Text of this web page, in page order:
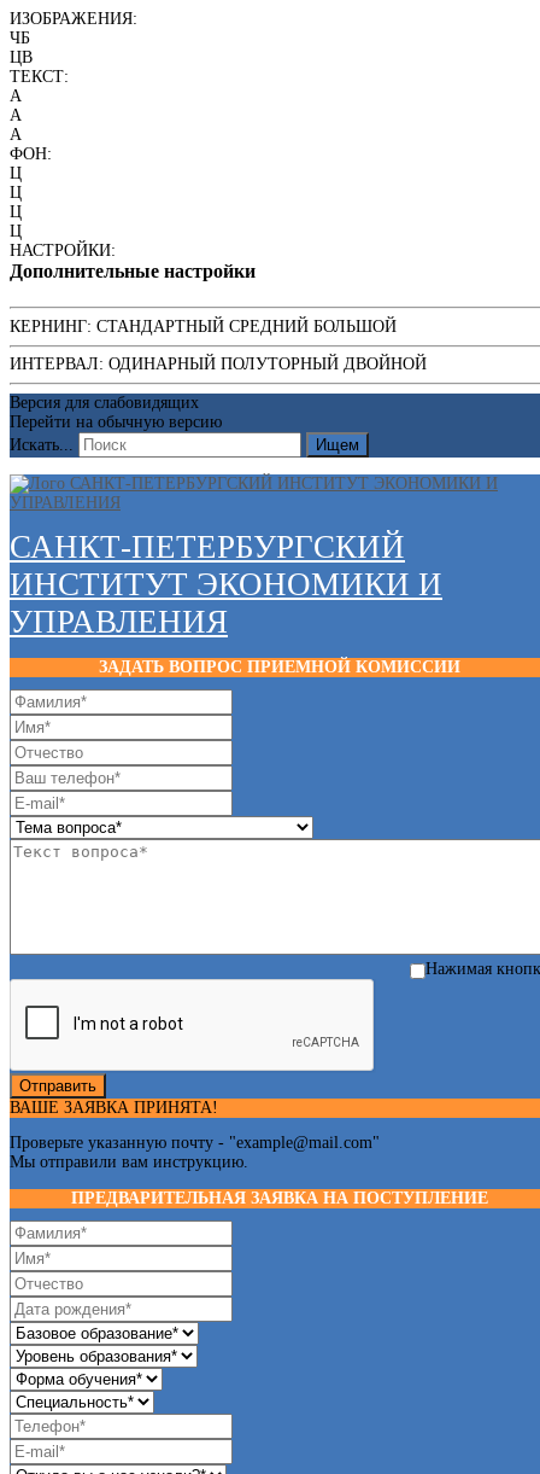
ИЗОБРАЖЕНИЯ:
ЧБ
ЦВ
ТЕКСТ:
A
A
A
ФОН:
Ц
Ц
Ц
Ц
НАСТРОЙКИ:
Дополнительные настройки
КЕРНИНГ: СТАНДАРТНЫЙ СРЕДНИЙ БОЛЬШОЙ
ИНТЕРВАЛ: ОДИНАРНЫЙ ПОЛУТОРНЫЙ ДВОЙНОЙ
Версия для слабовидящих
Перейти на обычную версию
Искать...
Ищем
САНКТ-ПЕТЕРБУРГСКИЙ
ИНСТИТУТ ЭКОНОМИКИ И
УПРАВЛЕНИЯ
ЗАДАТЬ ВОПРОС ПРИЕМНОЙ КОМИССИИ
Нажимая
Отправить
ВАШЕ ЗАЯВКА ПРИНЯТА!
Проверьте указанную почту - "example@mail.com"
Мы отправили вам инструкцию.
ПРЕДВАРИТЕЛЬНАЯ ЗАЯВКА НА ПОСТУПЛЕНИЕ